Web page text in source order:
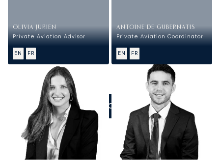
OLIVIA JURIEN
Private Aviation Advisor
EN FR
ANTOINE DE GUBERNATIS
Private Aviation Coordinator
EN FR
ZADZWOŃCIE DO NAS